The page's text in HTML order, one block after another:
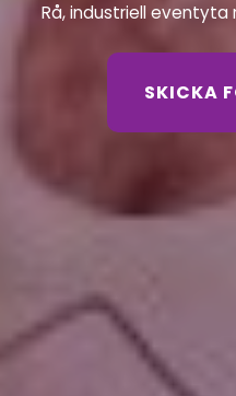
Rå, industriell
SKICKA